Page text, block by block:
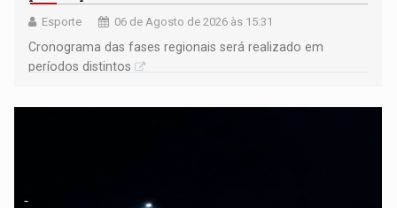
Esporte 06 de Agosto de 2026 às 15:31
Cronograma das fases regionais será realizado em
períodos distintos